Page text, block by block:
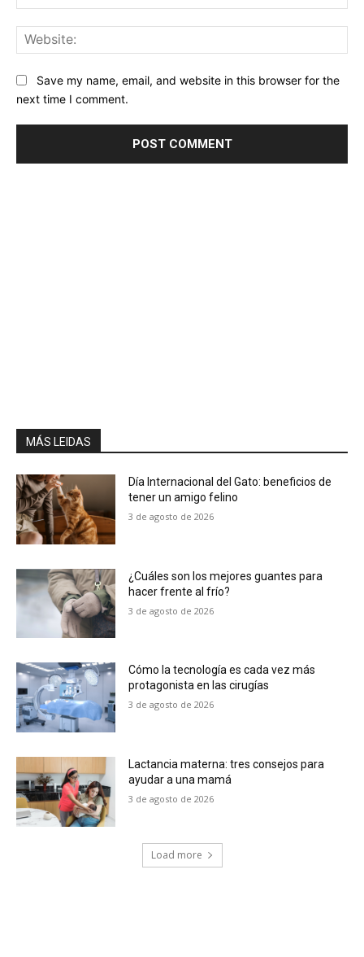
Save my name, email, and website in this browser for the
next time I comment.
MÁS LEIDAS
Día Internacional del Gato: beneficios de
tener un amigo felino
3 de agosto de 2026
¿Cuáles son los mejores guantes para
hacer frente al frío?
3 de agosto de 2026
Cómo la tecnología es cada vez más
protagonista en las cirugías
3 de agosto de 2026
Lactancia materna: tres consejos para
ayudar a una mamá
3 de agosto de 2026
Load more